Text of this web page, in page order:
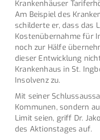
Krankenhäuser
Am Beispiel des
schilderte er, dass das
Kostenübernahme für
noch zur Hälfe
dieser Entwicklung
Krankenhaus in St.
Insolvenz zu.
Mit seiner
Kommunen, sondern
Limit seien, griff Dr.
des Aktionstages auf.